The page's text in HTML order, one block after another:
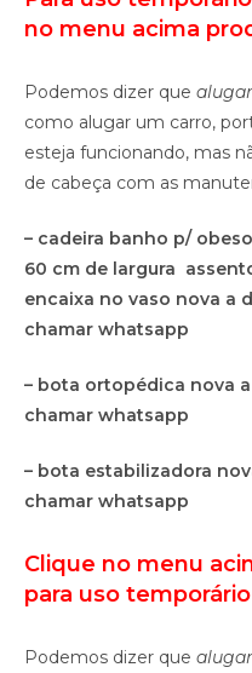
no menu acima
Podemos dizer que
como alugar um carro,
esteja funcionando, mas
de cabeça com as
– cadeira banho p/
60 cm de largura
encaixa no vaso nova a
chamar whatsapp
– bota ortopédica nova
chamar whatsapp
– bota estabilizadora
chamar whatsapp
Clique no menu
para uso
Podemos dizer que